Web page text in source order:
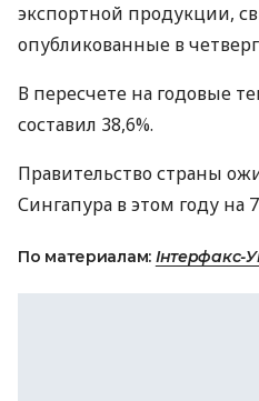
экспортной продукции,
опубликованные в
В пересчете на годовые
составил 38,6%.
Правительство страны
Сингапура в этом году на
По материалам: Інтерфакс-